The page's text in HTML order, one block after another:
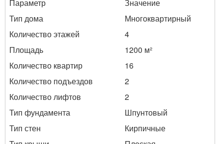
Параметр
Значение
Тип дома
Многоквартирный
Количество этажей
4
Площадь
1200 м²
Количество квартир
16
Количество подъездов
2
Количество лифтов
2
Тип фундамента
Шпунтовый
Тип стен
Кирпичные